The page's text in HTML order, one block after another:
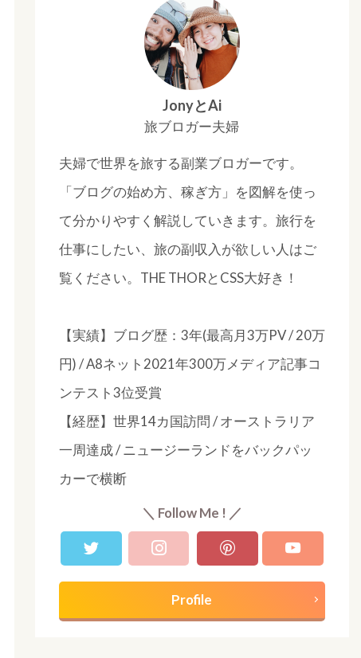
JonyとAi
旅ブロガー夫婦
夫婦で世界を旅する副業ブロガーです。
「ブログの始め方、稼ぎ方」を図解を使っ
て分かりやすく解説していきます。旅行を
仕事にしたい、旅の副収入が欲しい人はご
覧ください。THE THORとCSS大好き！
【実績】ブログ歴：3年(最高月3万PV / 20万
円) / A8ネット2021年300万メディア記事コ
ンテスト3位受賞
【経歴】世界14カ国訪問 / オーストラリア
一周達成 / ニュージーランドをバックパッ
カーで横断
＼ Follow Me ! ／
Profile